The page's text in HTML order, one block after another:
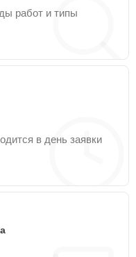
работ и типы
в день заявки